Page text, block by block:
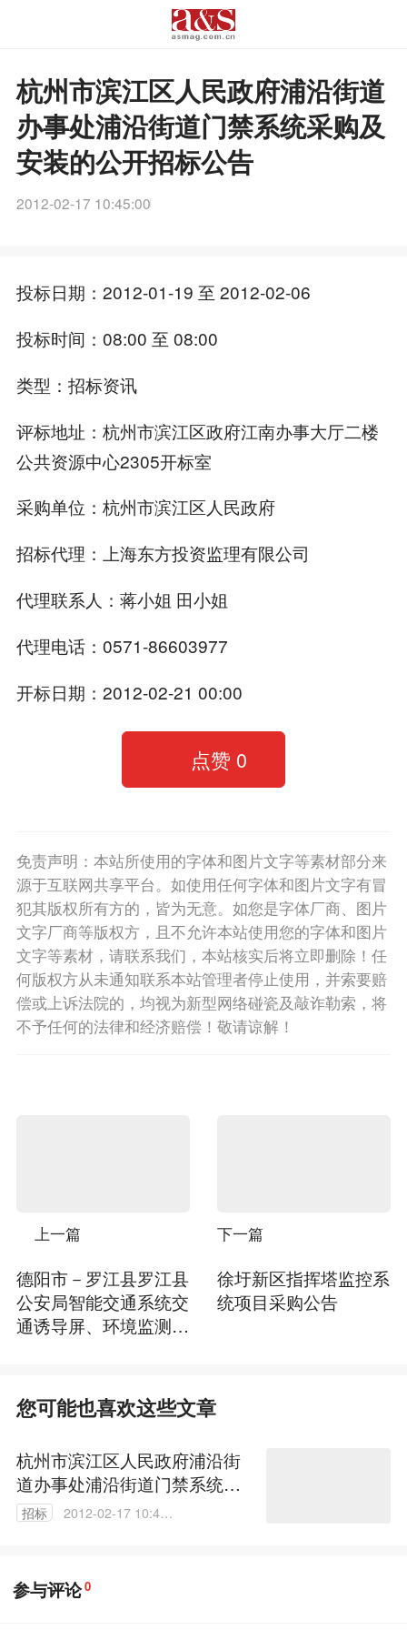
杭州市滨江区人民政府浦沿街道
办事处浦沿街道门禁系统采购及
安装的公开招标公告
2012-02-17 10:45:00
投标日期：2012-01-19 至 2012-02-06
投标时间：08:00 至 08:00
类型：招标资讯
评标地址：杭州市滨江区政府江南办事大厅二楼
公共资源中心2305开标室
采购单位：杭州市滨江区人民政府
招标代理：上海东方投资监理有限公司
代理联系人：蒋小姐 田小姐
代理电话：0571-86603977
开标日期：2012-02-21 00:00
点赞 0
免责声明：本站所使用的字体和图片文字等素材部分来
源于互联网共享平台。如使用任何字体和图片文字有冒
犯其版权所有方的，皆为无意。如您是字体厂商、图片
文字厂商等版权方，且不允许本站使用您的字体和图片
文字等素材，请联系我们，本站核实后将立即删除！任
何版权方从未通知联系本站管理者停止使用，并索要赔
偿或上诉法院的，均视为新型网络碰瓷及敲诈勒索，将
不予任何的法律和经济赔偿！敬请谅解！
上一篇
德阳市－罗江县罗江县
公安局智能交通系统交
通诱导屏、环境监测屏
下一篇
徐圩新区指挥塔监控系
统项目采购公告
您可能也喜欢这些文章
杭州市滨江区人民政府浦沿街
道办事处浦沿街道门禁系统采
购及安装的公开招标公告
招标
2012-02-17 10:45:
参与评论0